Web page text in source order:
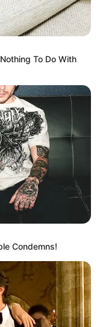
en
22
(Guillaume
départ. Un
à l’Institut et
et Noé voient
To Do With
Condemns!